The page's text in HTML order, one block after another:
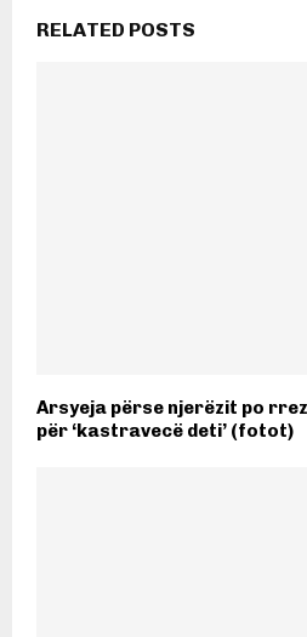
RELATED POSTS
Arsyeja përse njerëzit po
për ‘kastravecë deti’ (fotot)